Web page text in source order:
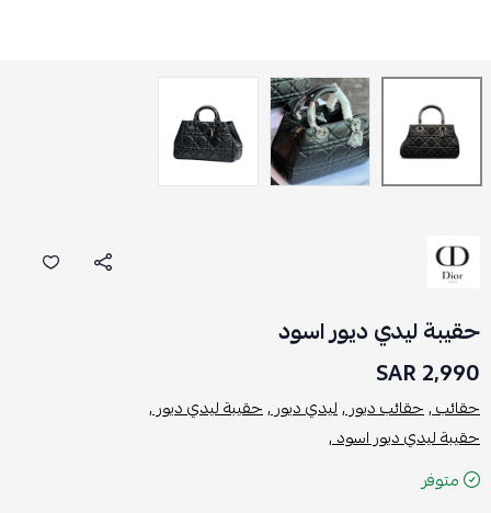
حقيبة ليدي ديور اسود
2,990 SAR
حقائب ,حقائب ديور ,ليدي ديور ,حقيبة ليدي ديور ,
حقيبة ليدي ديور اسود ,
متوفر